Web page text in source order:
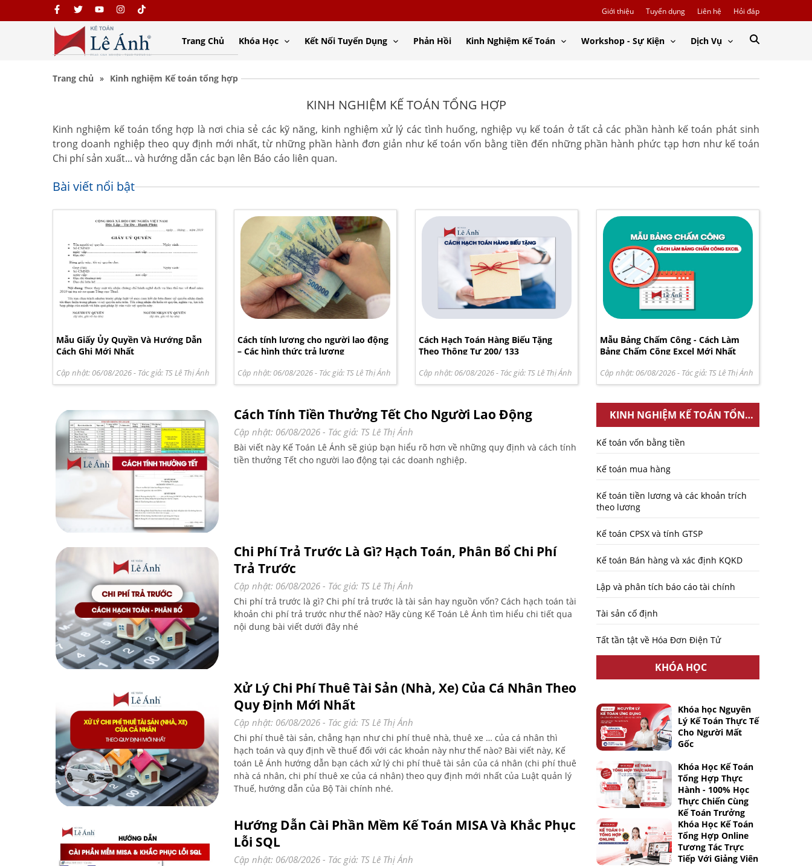
Giới thiệu Tuyển dụng Liên hệ Hỏi đáp
Trang Chủ Khóa Học Kết Nối Tuyển Dụng Phản Hồi Kinh Nghiệm Kế Toán Workshop - Sự Kiện Dịch Vụ
Trang chủ Kinh nghiệm Kế toán tổng hợp
KINH NGHIỆM KẾ TOÁN TỔNG HỢP
Kinh nghiệm kế toán tổng hợp là nơi chia sẻ các kỹ năng, kinh nghiệm xử lý các tình huống, nghiệp vụ kế toán ở tất cả các phần hành kế toán phát sinh
trong doanh nghiệp theo quy định mới nhất, từ những phần hành đơn giản như kế toán vốn bằng tiền đến những phần hành phức tạp hơn như kế toán
Chi phí sản xuất... và hướng dẫn các bạn lên Báo cáo liên quan.
Bài viết nổi bật
Mẫu Giấy Ủy Quyền Và Hướng Dẫn
Cách Ghi Mới Nhất
Cập nhật: 06/08/2026- Tác giả: TS Lê Thị Ánh
Cách tính lương cho người lao động
– Các hình thức trả lương
Cập nhật: 06/08/2026- Tác giả: TS Lê Thị Ánh
Cách Hạch Toán Hàng Biếu Tặng
Theo Thông Tư 200/ 133
Cập nhật: 06/08/2026- Tác giả: TS Lê Thị Ánh
Mẫu Bảng Chấm Công - Cách Làm
Bảng Chấm Công Excel Mới Nhất
Cập nhật: 06/08/2026- Tác giả: TS Lê Thị Ánh
Cách Tính Tiền Thưởng Tết Cho Người Lao Động
Cập nhật: 06/08/2026 - Tác giả: TS Lê Thị Ánh
Bài viết này Kế Toán Lê Ánh sẽ giúp bạn hiểu rõ hơn về những quy định và cách tính
tiền thưởng Tết cho người lao động tại các doanh nghiệp.
Chi Phí Trả Trước Là Gì? Hạch Toán, Phân Bổ Chi Phí
Trả Trước
Cập nhật: 06/08/2026 - Tác giả: TS Lê Thị Ánh
Chi phí trả trước là gì? Chi phí trả trước là tài sản hay nguồn vốn? Cách hạch toán tài
khoản chi phí trả trước như thế nào? Hãy cùng Kế Toán Lê Ánh tìm hiểu chi tiết qua
nội dung bài viết dưới đây nhé
Xử Lý Chi Phí Thuê Tài Sản (Nhà, Xe) Của Cá Nhân Theo
Quy Định Mới Nhất
Cập nhật: 06/08/2026 - Tác giả: TS Lê Thị Ánh
Chi phí thuê tài sản, chẳng hạn như chi phí thuê nhà, thuê xe … của cá nhân thì
hạch toán và quy định về thuế đối với các khoản này như thế nào? Bài viết này, Kế
toán Lê Ánh hướng dẫn bạn cách xử lý chi phí thuê tài sản của cá nhân (chi phí thuê
nhà cá nhân, chi phí thuê xe của cá nhân) theo quy định mới nhất của Luật quản lý
Thuế, hướng dẫn của Bộ Tài chính nhé.
Hướng Dẫn Cài Phần Mềm Kế Toán MISA Và Khắc Phục
Lỗi SQL
Cập nhật: 06/08/2026 - Tác giả: TS Lê Thị Ánh
KINH NGHIỆM KẾ TOÁN TỔNG
HỢP
Kế toán vốn bằng tiền
Kế toán mua hàng
Kế toán tiền lương và các khoản trích
theo lương
Kế toán CPSX và tính GTSP
Kế toán Bán hàng và xác định KQKD
Lập và phân tích báo cáo tài chính
Tài sản cố định
Tất tần tật về Hóa Đơn Điện Tử
KHÓA HỌC
Khóa học Nguyên
Lý Kế Toán Thực Tế
Cho Người Mất
Gốc
Khóa Học Kế Toán
Tổng Hợp Thực
Hành - 100% Học
Thực Chiến Cùng
Kế Toán Trưởng
Khóa Học Kế Toán
Tổng Hợp Online
Tương Tác Trực
Tiếp Với Giảng Viên